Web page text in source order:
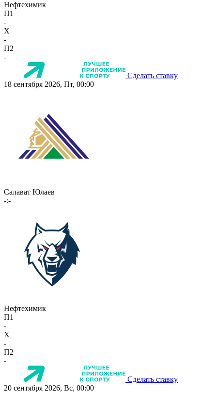
Нефтехимик
П1
-
X
-
П2
-
Сделать ставку
18 сентября 2026, Пт, 00:00
Салават Юлаев
-:-
Нефтехимик
П1
-
X
-
П2
-
Сделать ставку
20 сентября 2026, Вс, 00:00